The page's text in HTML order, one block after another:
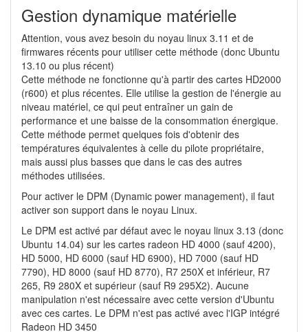
Gestion dynamique matérielle
Attention, vous avez besoin du noyau linux 3.11 et de
firmwares récents pour utiliser cette méthode (donc Ubuntu
13.10 ou plus récent)
Cette méthode ne fonctionne qu'à partir des cartes HD2000
(r600) et plus récentes. Elle utilise la gestion de l'énergie au
niveau matériel, ce qui peut entraîner un gain de
performance et une baisse de la consommation énergique.
Cette méthode permet quelques fois d'obtenir des
températures équivalentes à celle du pilote propriétaire,
mais aussi plus basses que dans le cas des autres
méthodes utilisées.
Pour activer le DPM (Dynamic power management), il faut
activer son support dans le noyau Linux.
Le DPM est activé par défaut avec le noyau linux 3.13 (donc
Ubuntu 14.04) sur les cartes radeon HD 4000 (sauf 4200),
HD 5000, HD 6000 (sauf HD 6900), HD 7000 (sauf HD
7790), HD 8000 (sauf HD 8770), R7 250X et inférieur, R7
265, R9 280X et supérieur (sauf R9 295X2). Aucune
manipulation n'est nécessaire avec cette version d'Ubuntu
avec ces cartes. Le DPM n'est pas activé avec l'IGP intégré
Radeon HD 3450